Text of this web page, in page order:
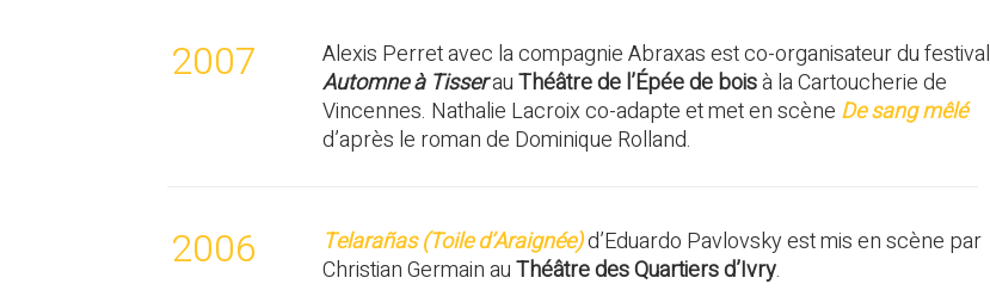
2007 Alexis Perret avec la compagnie Abraxas est co-organisateur du festival
Automne à TisserauThéâtre de l’Épée de boisà la Cartoucherie de
Vincennes. Nathalie Lacroix co-adapte et met en scène De sang mêlé
d’après le roman de Dominique Rolland.
2006 Telarañas (Toile d’Araignée)d’Eduardo Pavlovsky est mis en scène par
Christian Germain auThéâtre des Quartiers d’Ivry.